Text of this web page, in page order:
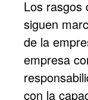
Los rasgos
siguen
de la
empresa
con la